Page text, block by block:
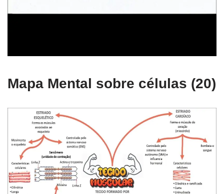
Mapa Mental sobre células (20)